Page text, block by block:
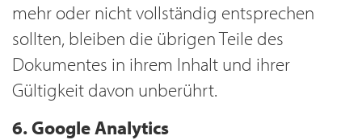
mehr oder nicht vollständig entsprechen
sollten, bleiben die übrigen Teile des
Dokumentes in ihrem Inhalt und ihrer
Gültigkeit davon unberührt.
6. Google Analytics